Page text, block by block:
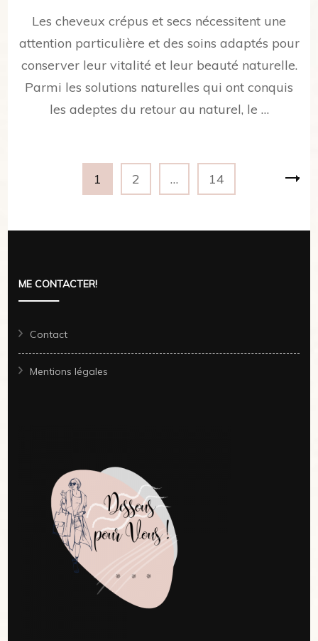
Les cheveux crépus et secs nécessitent une
attention particulière et des soins adaptés pour
conserver leur vitalité et leur beauté naturelle.
Parmi les solutions naturelles qui ont conquis
les adeptes du retour au naturel, le …
PaginationPage
1 Page
2 … Page
14
ME CONTACTER!
Contact
Mentions légales